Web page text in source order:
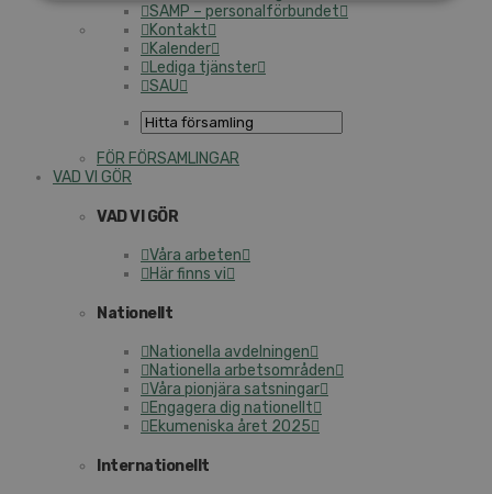
SAMP – personalförbundet
Kontakt
Kalender
Lediga tjänster
SAU
FÖR FÖRSAMLINGAR
VAD VI GÖR
VAD VI GÖR
Våra arbeten
Här finns vi
Nationellt
Nationella avdelningen
Nationella arbetsområden
Våra pionjära satsningar
Engagera dig nationellt
Ekumeniska året 2025
Internationellt